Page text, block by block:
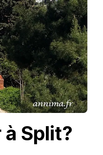
Split?